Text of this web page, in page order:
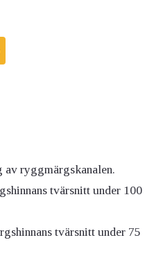
ryggmärgskanalen.
tvärsnitt under 100
tvärsnitt under 75